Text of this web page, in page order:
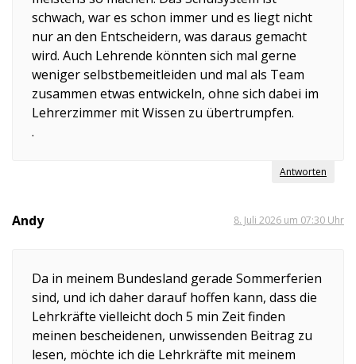
schwach, war es schon immer und es liegt nicht
nur an den Entscheidern, was daraus gemacht
wird. Auch Lehrende könnten sich mal gerne
weniger selbstbemeitleiden und mal als Team
zusammen etwas entwickeln, ohne sich dabei im
Lehrerzimmer mit Wissen zu übertrumpfen.
.
Antworten
Andy 8. Juli 2026 um 07:30 Uhr
Da in meinem Bundesland gerade Sommerferien
sind, und ich daher darauf hoffen kann, dass die
Lehrkräfte vielleicht doch 5 min Zeit finden
meinen bescheidenen, unwissenden Beitrag zu
lesen, möchte ich die Lehrkräfte mit meinem